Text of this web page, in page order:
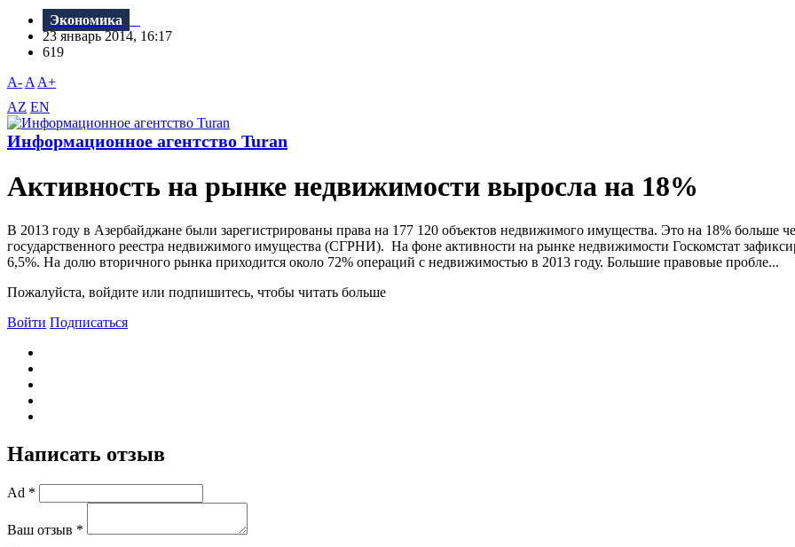
Экономика
23 январь 2014, 16:17
619
A- A A+
AZ EN
Информационное агентство Turan
Активность на рынке недвижимости выросла на 18%
В 2013 году в Азербайджане были зарегистрированы права на 177 120 объектов недвижимого имущества. Это на 18% больше
государственного реестра недвижимого имущества (СГРНИ). На фоне активности на рынке недвижимости Госкомстат
6,5%. На долю вторичного рынка приходится около 72% операций с недвижимостью в 2013 году. Большие правовые пробле...
Пожалуйста, войдите или подпишитесь, чтобы читать больше
Войти Подписаться
Написать отзыв
Ad *
Ваш отзыв *